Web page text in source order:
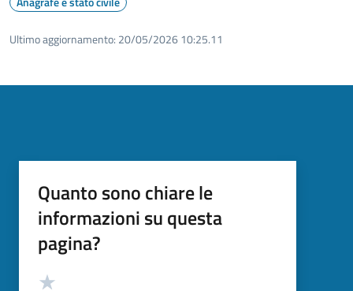
Ultimo aggiornamento: 20/05/2026 10:25.11
Quanto sono chiare le
informazioni su questa
pagina?
Valutazione